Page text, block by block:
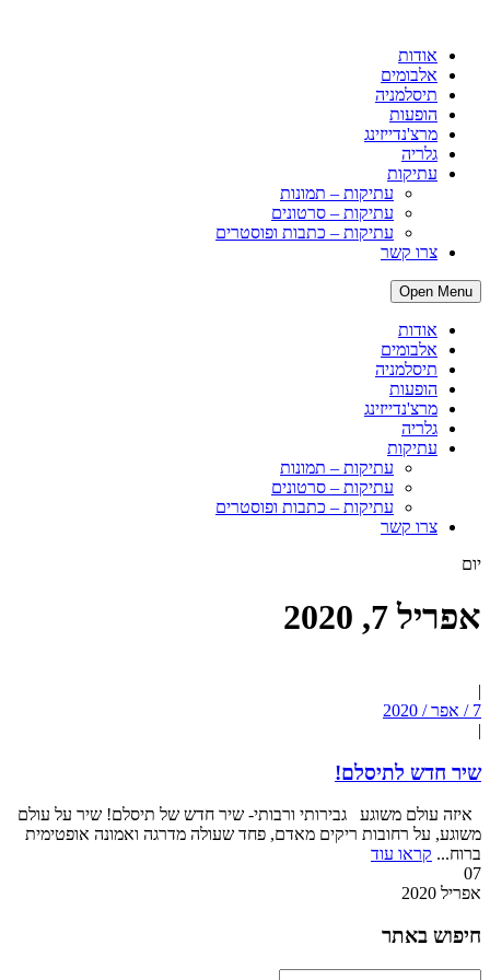
אודות
אלבומים
תיסלמניה
הופעות
מרצ'נדייזינג
גלריה
עתיקות
עתיקות – תמונות
עתיקות – סרטונים
עתיקות – כתבות ופוסטרים
צרו קשר
Open Menu
אודות
אלבומים
תיסלמניה
הופעות
מרצ'נדייזינג
גלריה
עתיקות
עתיקות – תמונות
עתיקות – סרטונים
עתיקות – כתבות ופוסטרים
צרו קשר
יום
אפריל 7, 2020
|
7 / אפר / 2020
|
שיר חדש לתיסלם!
איזה עולם משוגע גבירותי ורבותי- שיר חדש של תיסלם! שיר על עולם
משוגע, על רחובות ריקים מאדם, פחד שעולה מדרגה ואמונה אופטימית
ברוח... קראו עוד
07
אפריל 2020
חיפוש באתר